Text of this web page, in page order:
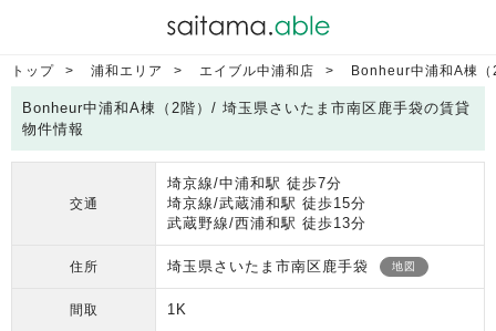
トップ 浦和エリア エイブル中浦和店 Bonheur中浦和A棟（
Bonheur中浦和A棟（2階）/ 埼玉県さいたま市南区鹿手袋の賃貸
物件情報
交通
埼京線/中浦和駅 徒歩7分
埼京線/武蔵浦和駅 徒歩15分
武蔵野線/西浦和駅 徒歩13分
住所 埼玉県さいたま市南区鹿手袋 地図
間取 1K